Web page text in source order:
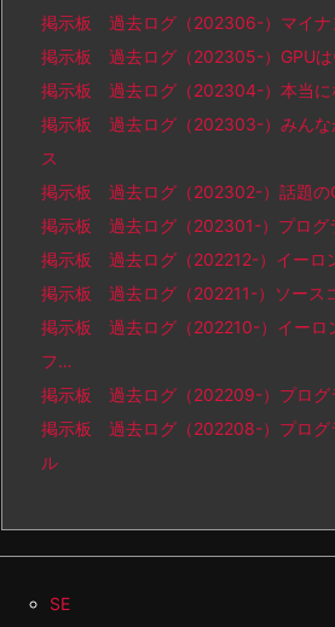
掲示板 過去ログ（202306-）マイナ
掲示板 過去ログ（202305-）GPU
掲示板 過去ログ（202304-）本当に
掲示板 過去ログ（202303-）みんな
ス
掲示板 過去ログ（202302-）話題の
掲示板 過去ログ（202301-）プログ
掲示板 過去ログ（202212-）イーロ
掲示板 過去ログ（202211-）ソース
掲示板 過去ログ（202210-）イーロ
フ…
掲示板 過去ログ（202209-）プログ
掲示板 過去ログ（202208-）プログ
ル
SE